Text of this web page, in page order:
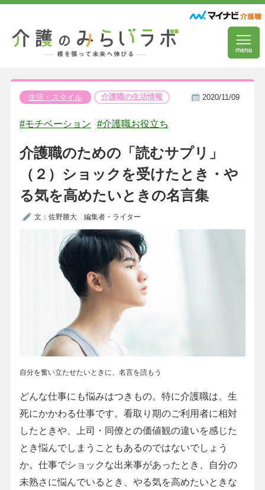
生活・スタイル 介護職の生活情報 2020/11/09
#モチベーション #介護職お役立ち
介護職のための「読むサプリ」
（２）ショックを受けたとき・や
る気を高めたいときの名言集
文：佐野勝大 編集者・ライター
自分を奮い立たせたいときに、名言を読もう
どんな仕事にも悩みはつきもの。特に介護職は、生
死にかかわる仕事です。看取り期のご利用者に相対
したときや、上司・同僚との価値観の違いを感じた
とき悩んでしまうこともあるのではないでしょう
か。仕事でショックな出来事があったとき、自分の
未熟さに悩んでいるとき、やる気を高めたいときな